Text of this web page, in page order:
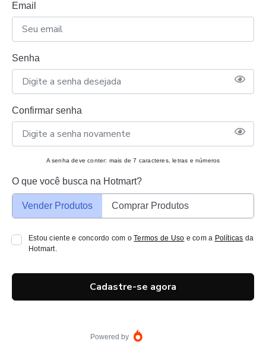
Email
Senha
Confirmar senha
A senha deve conter: mais de 7 caracteres, letras e números
O que você busca na Hotmart?
Vender Produtos Comprar Produtos
Estou ciente e concordo com oTermos de Uso e com a Políticas da
Hotmart.
Cadastre-se agora
Powered by